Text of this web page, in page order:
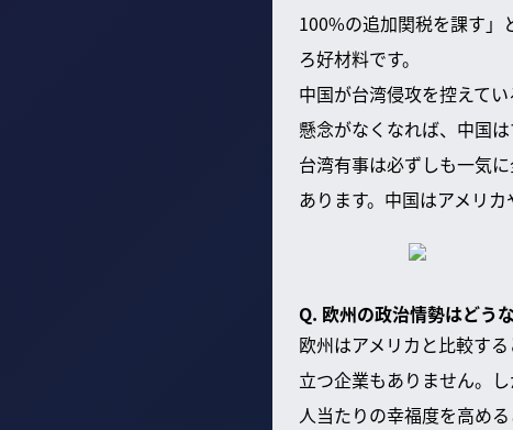
100%の追加関税を課す」
ろ好材料です。
中国が台湾侵攻を控えて
懸念がなくなれば、中国
台湾有事は必ずしも一気
あります。中国はアメリ
Q. 欧州の政治情勢はどう
欧州はアメリカと比較す
立つ企業もありません。
人当たりの幸福度を高める